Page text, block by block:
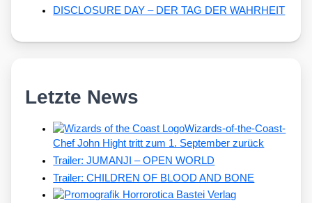
DISCLOSURE DAY – DER TAG DER WAHRHEIT
Letzte News
Wizards-of-the-Coast-
Chef John Hight tritt zum 1. September zurück
Trailer: JUMANJI – OPEN WORLD
Trailer: CHILDREN OF BLOOD AND BONE